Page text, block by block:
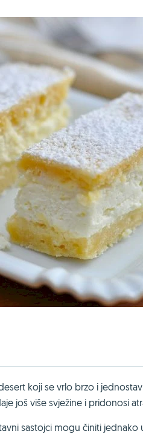
koji se vrlo brzo i
još više svježine i pridonosi
sastojci mogu činiti jednako